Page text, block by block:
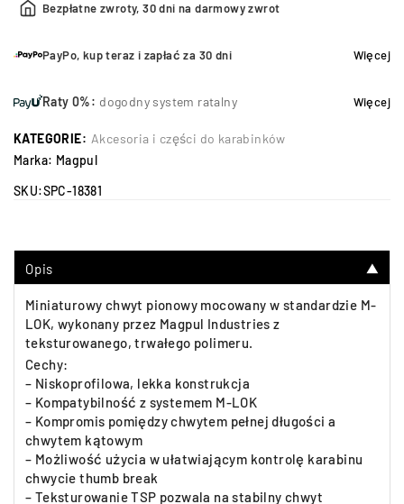
Bezpłatne zwroty, 30 dni na darmowy zwrot
PayPo, kup teraz i zapłać za 30 dni Więcej
Raty 0%: dogodny system ratalny Więcej
KATEGORIE: Akcesoria i części do karabinków
Marka: Magpul
SKU:SPC-18381
Opis ▼
Miniaturowy chwyt pionowy mocowany w standardzie M-
LOK, wykonany przez Magpul Industries z
teksturowanego, trwałego polimeru.
Cechy:
– Niskoprofilowa, lekka konstrukcja
– Kompatybilność z systemem M-LOK
– Kompromis pomiędzy chwytem pełnej długości a
chwytem kątowym
– Możliwość użycia w ułatwiającym kontrolę karabinu
chwycie thumb break
– Teksturowanie TSP pozwala na stabilny chwyt